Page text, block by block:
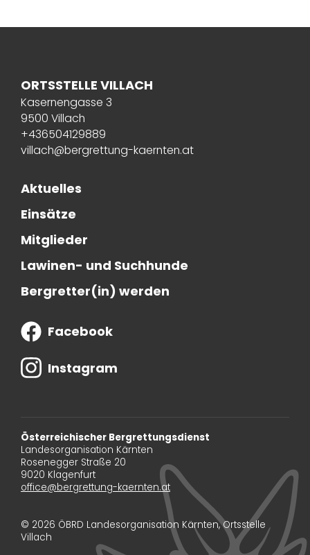
ORTSSTELLE VILLACH
Kasernengasse 3
9500 Villach
+436504129889
villach@bergrettung-kaernten.at
Aktuelles
Einsätze
Mitglieder
Lawinen- und Suchhunde
Bergretter(in) werden
Facebook
Instagram
Österreichischer Bergrettungsdienst
Landesorganisation Kärnten
Rosenegger Straße 20
9020 Klagenfurt
office@bergrettung-kaernten.at
© 2026 ÖBRD Landesorganisation Kärnten, Ortsstelle
Villach